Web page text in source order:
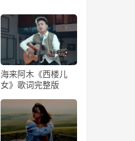
海来阿木《西楼儿
女》歌词完整版